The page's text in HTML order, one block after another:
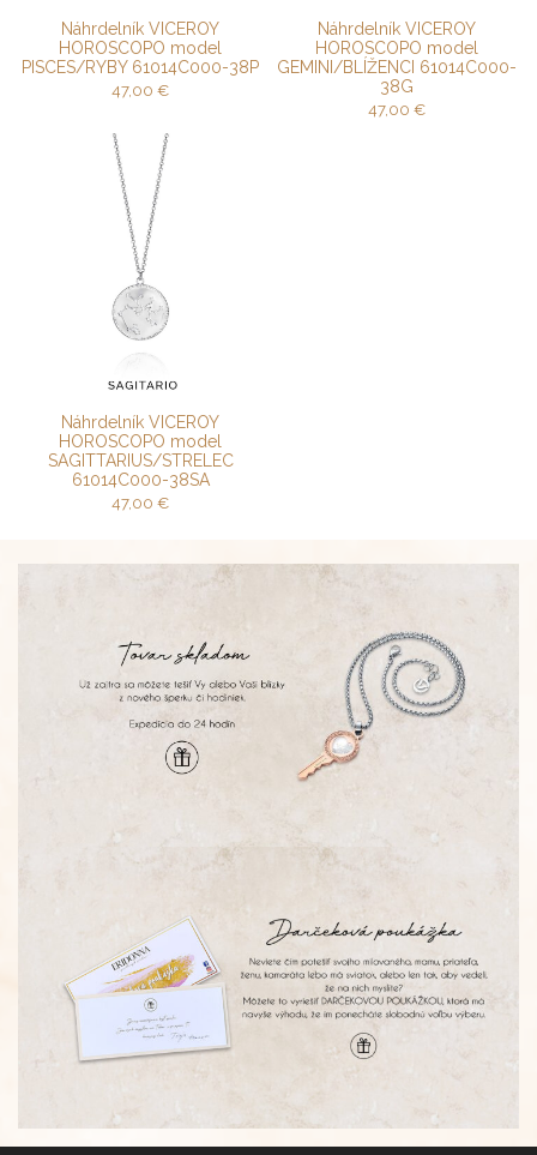
Náhrdelník VICEROY
HOROSCOPO model
PISCES/RYBY 61014C000-38P
47,00 €
Náhrdelník VICEROY
HOROSCOPO model
GEMINI/BLÍŽENCI 61014C000-
38G
47,00 €
Náhrdelník VICEROY
HOROSCOPO model
SAGITTARIUS/STRELEC
61014C000-38SA
47,00 €